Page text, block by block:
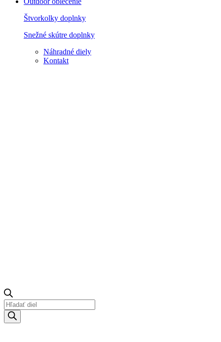
Štvorkolky doplnky
Snežné skútre doplnky
Náhradné diely
Kontakt
Products
search